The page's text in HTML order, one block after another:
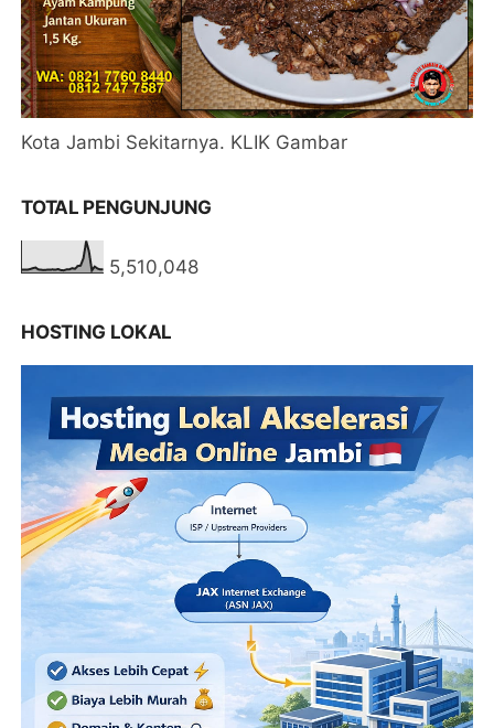
Kota Jambi Sekitarnya. KLIK Gambar
TOTAL PENGUNJUNG
5,510,048
HOSTING LOKAL